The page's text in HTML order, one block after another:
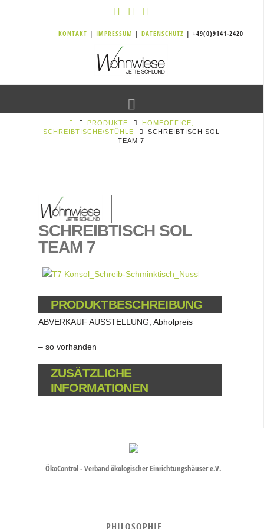
KONTAKT | IMPRESSUM | DATENSCHUTZ | +49(0)9141-2420
PRODUKTE
HOMEOFFICE,
SCHREIBTISCHE/STÜHLE
SCHREIBTISCH SOL
TEAM 7
SCHREIBTISCH SOL
TEAM 7
PRODUKTBESCHREIBUNG
ABVERKAUF AUSSTELLUNG, Abholpreis
– so vorhanden
ZUSÄTZLICHE
INFORMATIONEN
ÖkoControl - Verband ökologischer Einrichtungshäuser e.V.